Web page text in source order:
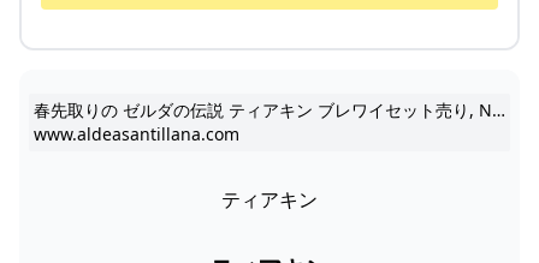
春先取りの ゼルダの伝説 ティアキン ブレワイセット売り, Nintendo Switch -
www.aldeasantillana.com
ティアキン